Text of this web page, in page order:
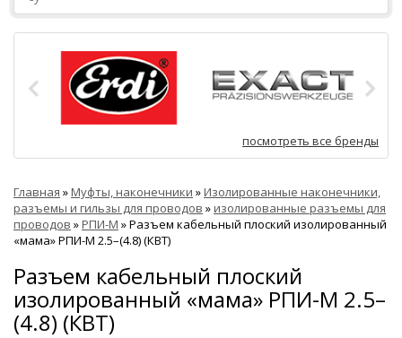
посмотреть все бренды
Главная »Муфты, наконечники »Изолированные наконечники,
разъемы и гильзы для проводов »изолированные разъемы для
проводов »РПИ-М »Разъем кабельный плоский изолированный
«мама» РПИ-М 2.5–(4.8) (КВТ)
Разъем кабельный плоский
изолированный «мама» РПИ-М 2.5–
(4.8) (КВТ)